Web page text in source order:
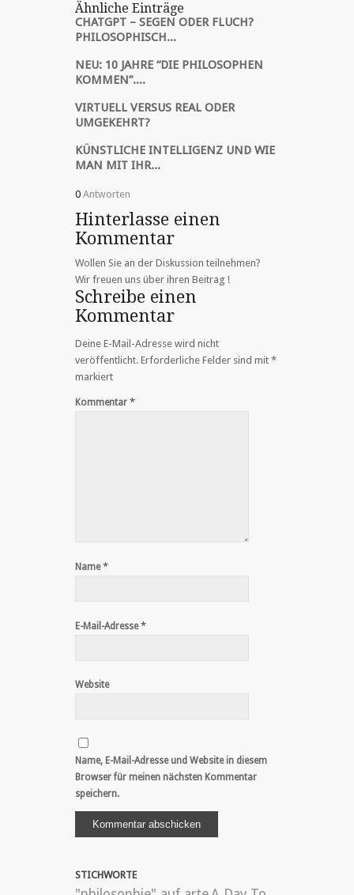
Ähnliche Einträge
CHATGPT – SEGEN ODER FLUCH?
PHILOSOPHISCH...
NEU: 10 JAHRE “DIE PHILOSOPHEN
KOMMEN”....
VIRTUELL VERSUS REAL ODER
UMGEKEHRT?
KÜNSTLICHE INTELLIGENZ UND WIE
MAN MIT IHR...
0 Antworten
Hinterlasse einen
Kommentar
Wollen Sie an der Diskussion teilnehmen?
Wir freuen uns über ihren Beitrag !
Schreibe einen
Kommentar
Deine E-Mail-Adresse wird nicht
veröffentlicht. Erforderliche Felder sind mit *
markiert
Kommentar *
Name*
E-Mail-Adresse*
Website
Name, E-Mail-Adresse und Website in diesem
Browser für meinen nächsten Kommentar
speichern.
STICHWORTE